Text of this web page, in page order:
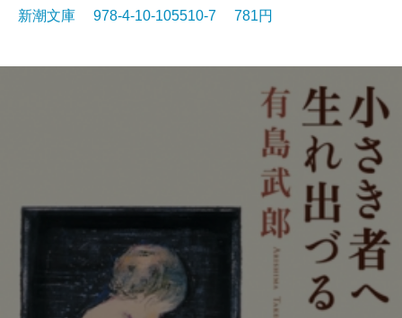
新潮文庫 978-4-10-105510-7 781円